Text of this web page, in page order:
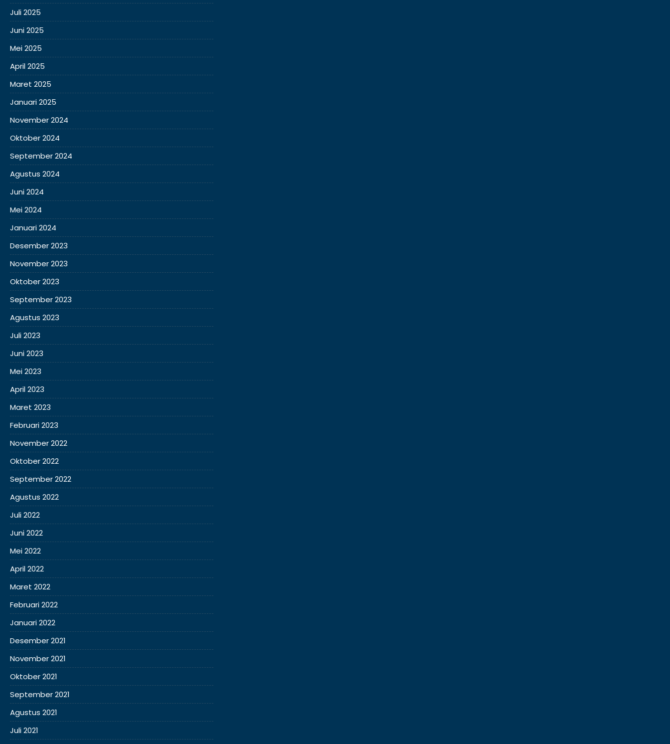
Juli 2025
Juni 2025
Mei 2025
April 2025
Maret 2025
Januari 2025
November 2024
Oktober 2024
September 2024
Agustus 2024
Juni 2024
Mei 2024
Januari 2024
Desember 2023
November 2023
Oktober 2023
September 2023
Agustus 2023
Juli 2023
Juni 2023
Mei 2023
April 2023
Maret 2023
Februari 2023
November 2022
Oktober 2022
September 2022
Agustus 2022
Juli 2022
Juni 2022
Mei 2022
April 2022
Maret 2022
Februari 2022
Januari 2022
Desember 2021
November 2021
Oktober 2021
September 2021
Agustus 2021
Juli 2021